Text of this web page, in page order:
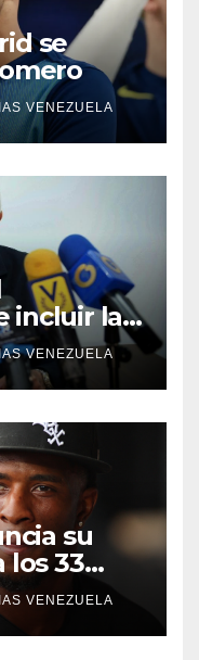
se
VENEZUELA
incluir las
de
VENEZUELA
su
los 33
VENEZUELA